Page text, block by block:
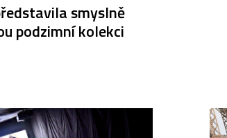
smyslně
podzimní kolekci